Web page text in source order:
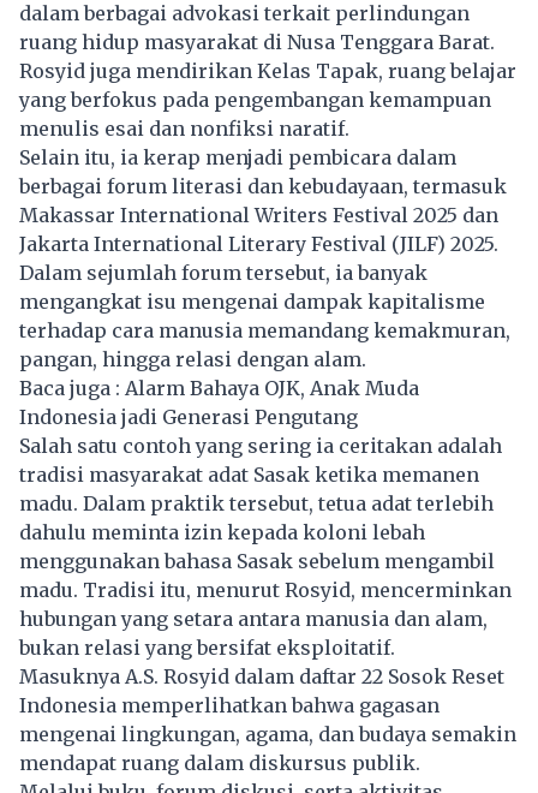
dalam berbagai advokasi terkait perlindungan
ruang hidup masyarakat di Nusa Tenggara Barat.
Rosyid juga mendirikan Kelas Tapak, ruang belajar
yang berfokus pada pengembangan kemampuan
menulis esai dan nonfiksi naratif.
Selain itu, ia kerap menjadi pembicara dalam
berbagai forum literasi dan kebudayaan, termasuk
Makassar International Writers Festival 2025 dan
Jakarta International Literary Festival (JILF) 2025.
Dalam sejumlah forum tersebut, ia banyak
mengangkat isu mengenai dampak kapitalisme
terhadap cara manusia memandang kemakmuran,
pangan, hingga relasi dengan alam.
Baca juga : Alarm Bahaya OJK, Anak Muda
Indonesia jadi Generasi Pengutang
Salah satu contoh yang sering ia ceritakan adalah
tradisi masyarakat adat Sasak ketika memanen
madu. Dalam praktik tersebut, tetua adat terlebih
dahulu meminta izin kepada koloni lebah
menggunakan bahasa Sasak sebelum mengambil
madu. Tradisi itu, menurut Rosyid, mencerminkan
hubungan yang setara antara manusia dan alam,
bukan relasi yang bersifat eksploitatif.
Masuknya A.S. Rosyid dalam daftar 22 Sosok Reset
Indonesia memperlihatkan bahwa gagasan
mengenai lingkungan, agama, dan budaya semakin
mendapat ruang dalam diskursus publik.